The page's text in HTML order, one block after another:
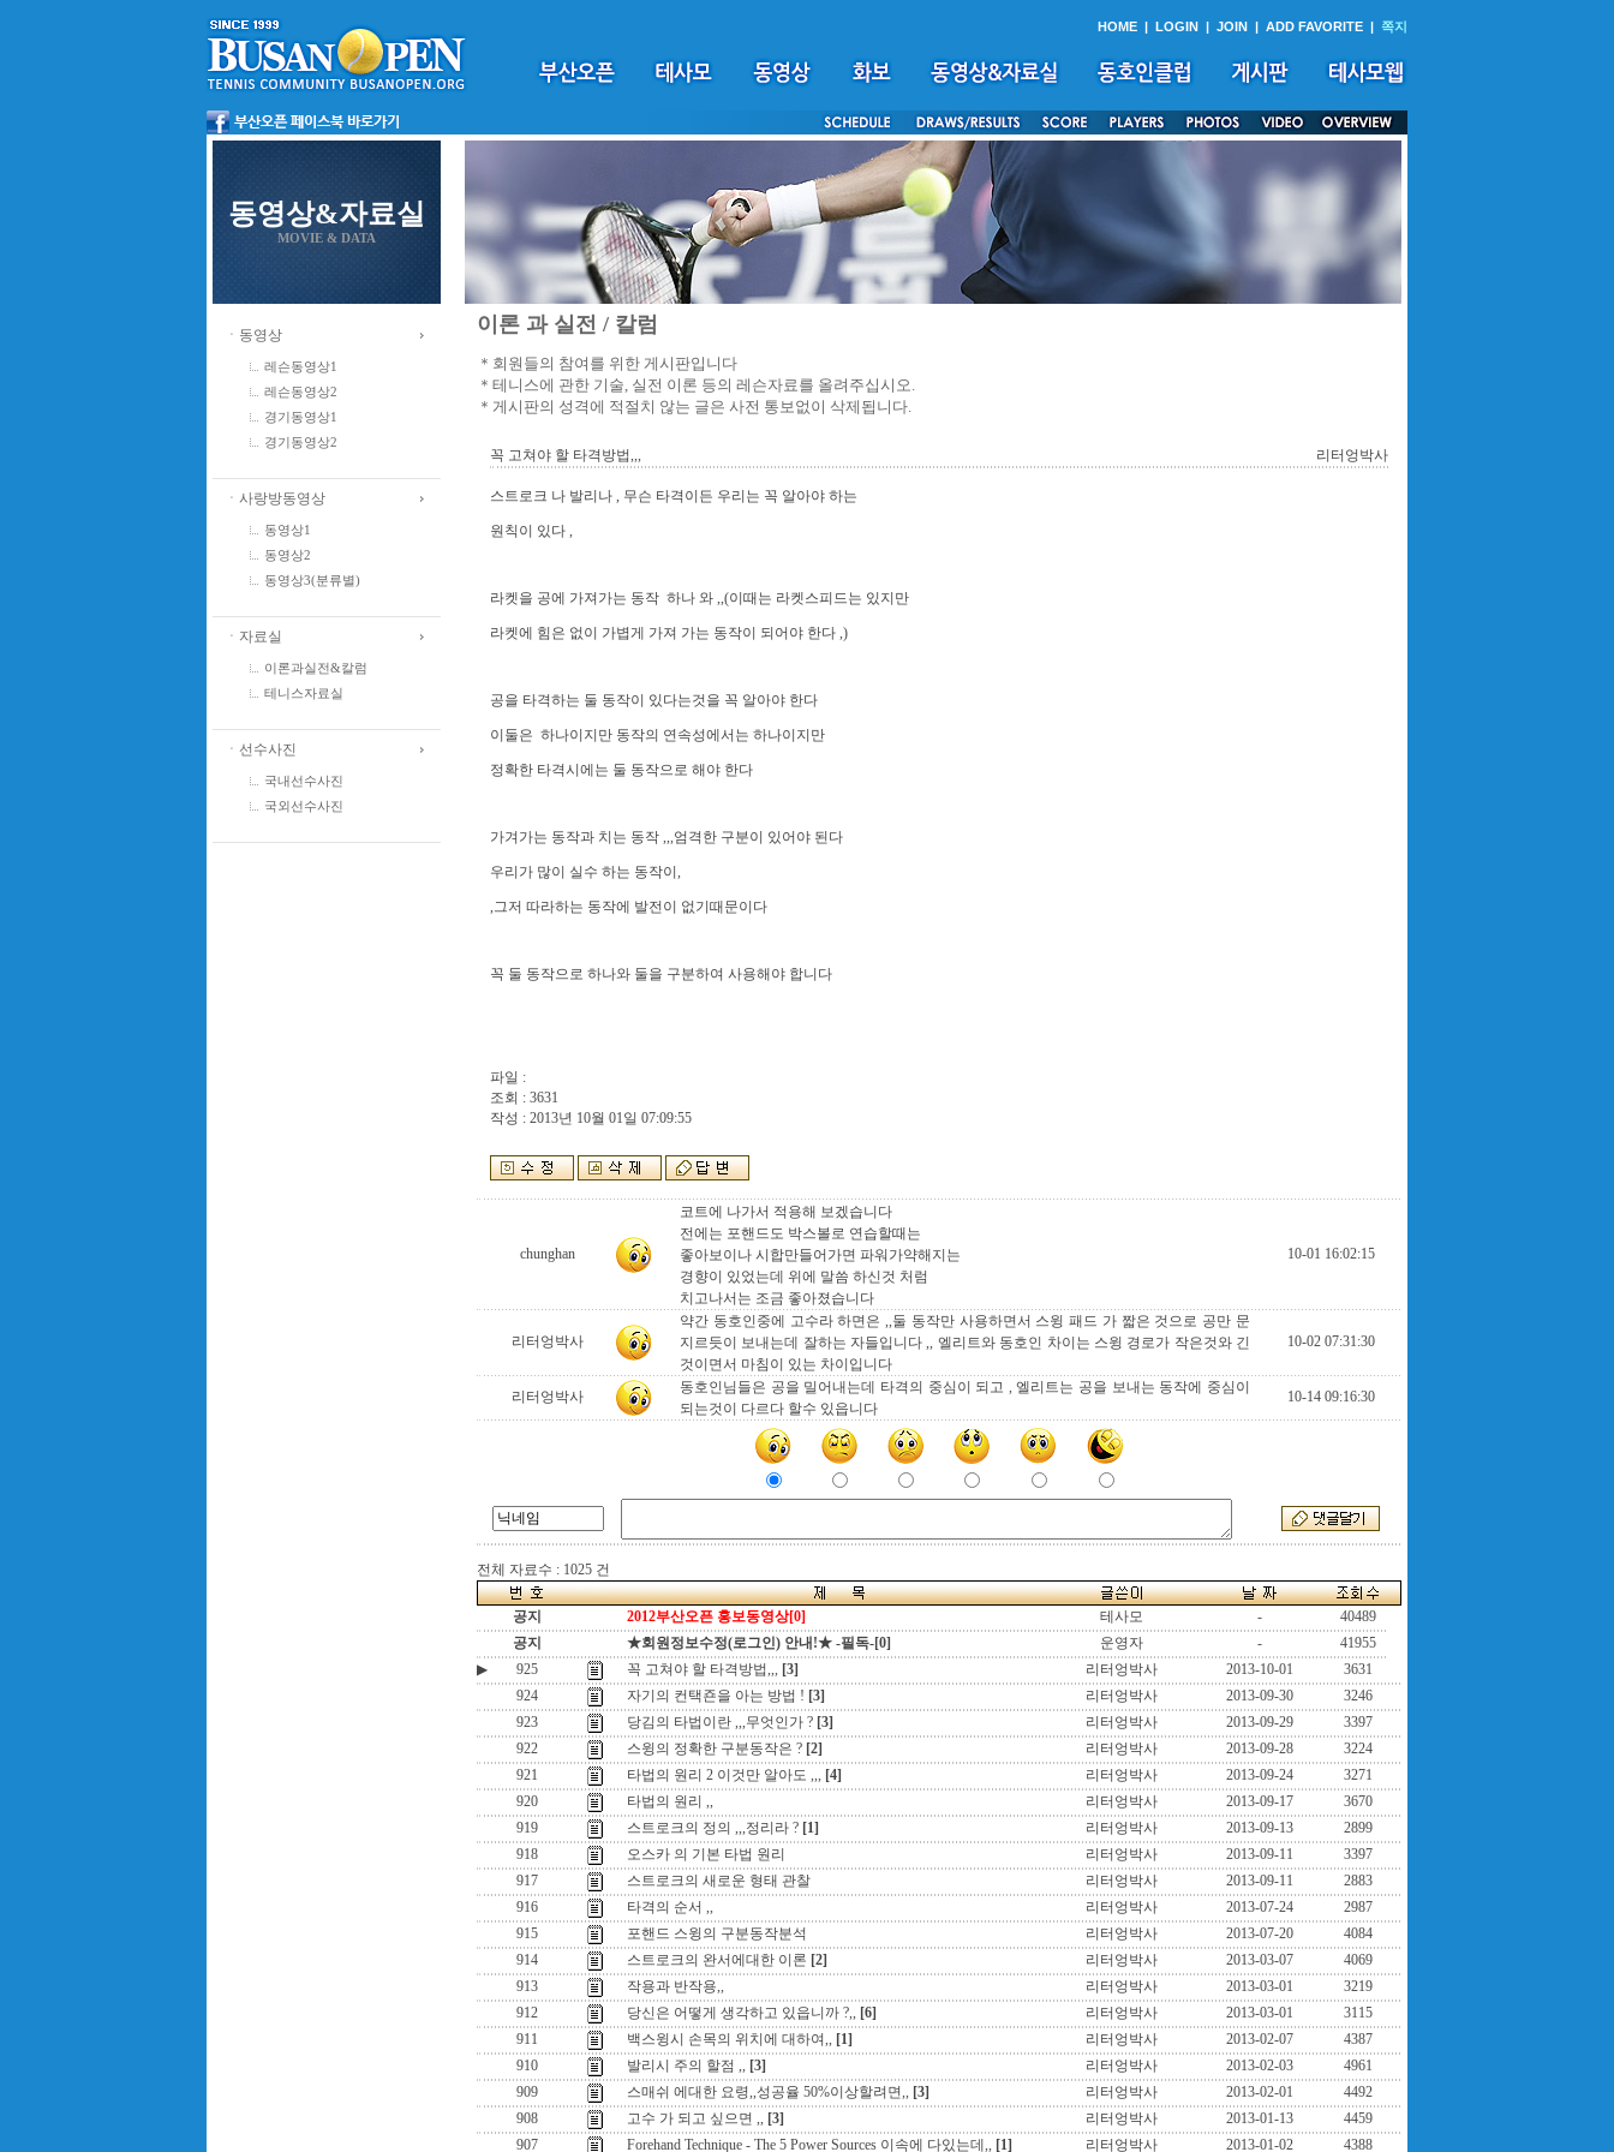
HOME | LOGIN | JOIN | ADD FAVORITE | 쪽지
동영상&자료실
MOVIE & DATA
ㆍ동영상
레슨동영상1
레슨동영상2
경기동영상1
경기동영상2
ㆍ사랑방동영상
동영상1
동영상2
동영상3(분류별)
ㆍ자료실
이론과실전&칼럼
테니스자료실
ㆍ선수사진
국내선수사진
국외선수사진
이론 과 실전 / 칼럼
＊회원들의 참여를 위한 게시판입니다
＊테니스에 관한 기술, 실전 이론 등의 레슨자료를 올려주십시오.
＊게시판의 성격에 적절치 않는 글은 사전 통보없이 삭제됩니다.
꼭 고쳐야 할 타격방법,,, 리터엉박사
스트로크 나 발리나 , 무슨 타격이든 우리는 꼭 알아야 하는
원칙이 있다 ,
라켓을 공에 가져가는 동작 하나 와 ,,(이때는 라켓스피드는 있지만
라켓에 힘은 없이 가볍게 가져 가는 동작이 되어야 한다 ,)
공을 타격하는 둘 동작이 있다는것을 꼭 알아야 한다
이둘은 하나이지만 동작의 연속성에서는 하나이지만
정확한 타격시에는 둘 동작으로 해야 한다
가겨가는 동작과 치는 동작 ,,,엄격한 구분이 있어야 된다
우리가 많이 실수 하는 동작이,
,그저 따라하는 동작에 발전이 없기때문이다
꼭 둘 동작으로 하나와 둘을 구분하여 사용해야 합니다
파일 :
조회 : 3631
작성 : 2013년 10월 01일 07:09:55
chunghan
코트에 나가서 적용해 보겠습니다
전에는 포핸드도 박스볼로 연습할때는
좋아보이나 시합만들어가면 파워가약해지는
경향이 있었는데 위에 말씀 하신것 처럼
치고나서는 조금 좋아졌습니다
10-01 16:02:15
리터엉박사
약간 동호인중에 고수라 하면은 ,,둘 동작만 사용하면서 스윙 패드 가 짧은 것으로 공만 문
지르듯이 보내는데 잘하는 자들입니다 ,, 엘리트와 동호인 차이는 스윙 경로가 작은것와 긴
것이면서 마침이 있는 차이입니다
10-02 07:31:30
리터엉박사
동호인님들은 공을 밀어내는데 타격의 중심이 되고 , 엘리트는 공을 보내는 동작에 중심이
되는것이 다르다 할수 있읍니다
10-14 09:16:30
전체 자료수 : 1025 건
공지 2012부산오픈 홍보동영상[0] 테사모 -
40489
공지
★회원정보수정(로그인) 안내!★ -필독-[0] 운영자 -
41955
▶
925 꼭 고쳐야 할 타격방법,,, [3] 리터엉박사 2013-10-01
3631
924
자기의 컨택죤을 아는 방법 ! [3] 리터엉박사 2013-09-30
3246
923
당김의 타법이란 ,,,무엇인가 ? [3] 리터엉박사 2013-09-29
3397
922
스윙의 정확한 구분동작은 ? [2] 리터엉박사 2013-09-28
3224
921
타법의 원리 2 이것만 알아도 ,,, [4] 리터엉박사 2013-09-24
3271
920
타법의 원리 ,, 리터엉박사 2013-09-17
3670
919
스트로크의 정의 ,,,정리라 ? [1] 리터엉박사 2013-09-13
2899
918
오스카 의 기본 타법 원리 리터엉박사 2013-09-11
3397
917
스트로크의 새로운 형태 관찰 리터엉박사 2013-09-11
2883
916
타격의 순서 ,, 리터엉박사 2013-07-24
2987
915
포핸드 스윙의 구분동작분석 리터엉박사 2013-07-20
4084
914
스트로크의 완서에대한 이론 [2] 리터엉박사 2013-03-07
4069
913
작용과 반작용,, 리터엉박사 2013-03-01
3219
912
당신은 어떻게 생각하고 있읍니까 ?,, [6] 리터엉박사 2013-03-01
3115
911
백스윙시 손목의 위치에 대하여,, [1] 리터엉박사 2013-02-07
4387
910
발리시 주의 할점 ,, [3] 리터엉박사 2013-02-03
4961
909
스매쉬 에대한 요령,,성공율 50%이상할려면,, [3] 리터엉박사 2013-02-01
4492
908
고수 가 되고 싶으면 ,, [3] 리터엉박사 2013-01-13
4459
907
Forehand Technique - The 5 Power Sources 이속에 다있는데,, [1] 리터엉박사 2013-01-02 4388